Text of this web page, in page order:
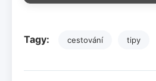
Tagy: cestování tipy